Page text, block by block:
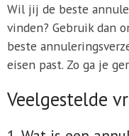
Wil jij de beste
vinden? Gebruik dan
beste
eisen past. Zo ga je
Veelgestelde